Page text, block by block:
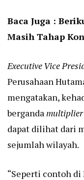
Baca Juga :
Masih Tahap
Executive Vice
Perusahaan
mengatakan,
berganda multiplier
dapat dilihat dari
sejumlah wilayah.
“Seperti contoh di